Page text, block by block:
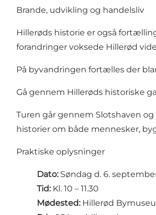
Brande, udvikling og handelsliv
Hillerøds historie er også
forandringer voksede Hillerød
På byvandringen fortælles der
Gå gennem Hillerøds historiske
Turen går gennem Slotshaven
historier om både mennesker,
Praktiske oplysninger
Dato: Søndag d. 6.
Tid: Kl. 10 – 11.30
Mødested: Hillerød